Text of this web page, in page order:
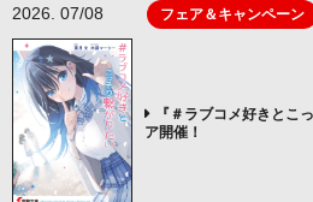
2026. 07/08 フェア＆キャンペーン
『＃ラブコメ好きとこ
ア開催！